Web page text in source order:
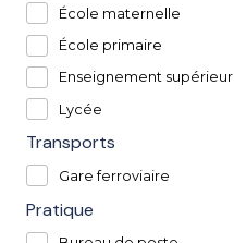
École maternelle
École primaire
Enseignement supérieur
Lycée
Transports
Gare ferroviaire
Pratique